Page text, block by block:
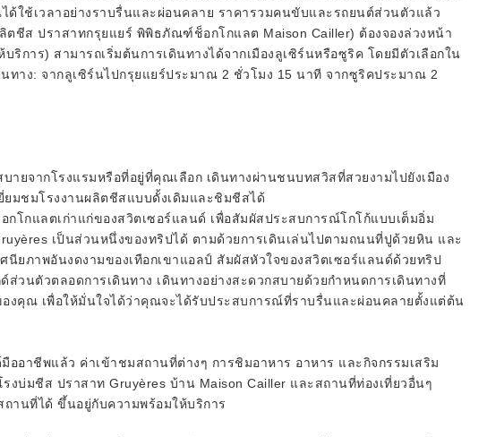
ด้ใช้เวลาอย่างราบรื่นและผ่อนคลาย ราคารวมคนขับและรถยนต์ส่วนตัวแล้ว
ตชีส ปราสาทกรุยแยร์ พิพิธภัณฑ์ช็อกโกแลต Maison Cailler) ต้องจองล่วงหน้า
การ) สามารถเริ่มต้นการเดินทางได้จากเมืองลูเซิร์นหรือซูริค โดยมีตัวเลือกใน
นทาง: จากลูเซิร์นไปกรุยแยร์ประมาณ 2 ชั่วโมง 15 นาที จากซูริคประมาณ 2
ายจากโรงแรมหรือที่อยู่ที่คุณเลือก เดินทางผ่านชนบทสวิสที่สวยงามไปยังเมือง
ยมชมโรงงานผลิตชีสแบบดั้งเดิมและชิมชีสได้
โกแลตเก่าแก่ของสวิตเซอร์แลนด์ เพื่อสัมผัสประสบการณ์โกโก้แบบเต็มอิ่ม
เป็นส่วนหนึ่งของทริปได้ ตามด้วยการเดินเล่นไปตามถนนที่ปูด้วยหิน และ
นียภาพอันงดงามของเทือกเขาแอลป์ สัมผัสหัวใจของสวิตเซอร์แลนด์ด้วยทริป
วนตัวตลอดการเดินทาง เดินทางอย่างสะดวกสบายด้วยกำหนดการเดินทางที่
งคุณ เพื่อให้มั่นใจได้ว่าคุณจะได้รับประสบการณ์ที่ราบรื่นและผ่อนคลายตั้งแต่ต้น
อาชีพแล้ว ค่าเข้าชมสถานที่ต่างๆ การชิมอาหาร อาหาร และกิจกรรมเสริม
งบ่มชีส ปราสาท Gruyères บ้าน Maison Cailler และสถานที่ท่องเที่ยวอื่นๆ
ถานที่ได้ ขึ้นอยู่กับความพร้อมให้บริการ